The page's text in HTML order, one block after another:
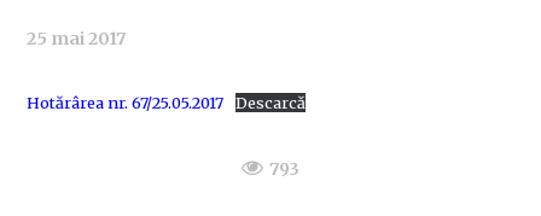
25 mai 2017
Hotărârea nr. 67/25.05.2017 Descarcă
793